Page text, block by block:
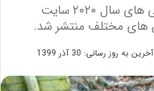
نتایج نظر سنجی بهترین گوشی های سال ۲۰۲۰ سایت
آخرین به روز رسانی: 30 آذر 1399